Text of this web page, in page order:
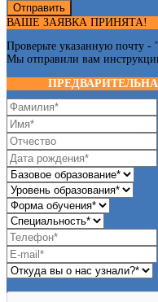
Отправить
ВАШЕ ЗАЯВКА ПРИНЯТА!
Проверьте указанную почту - "
Мы отправили вам